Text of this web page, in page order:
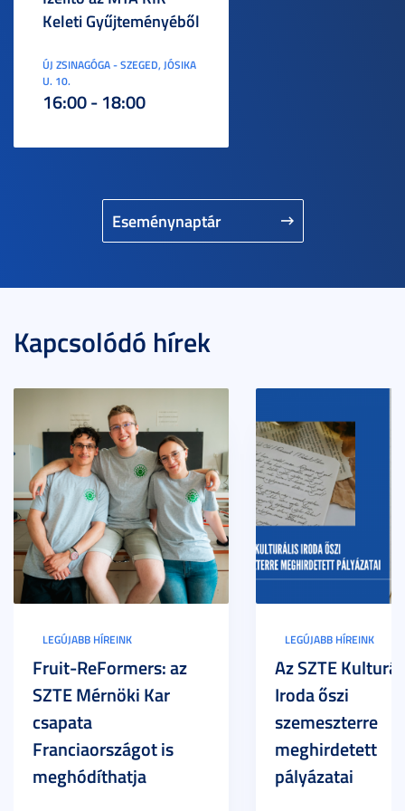
Eseménynaptár
Keleti Gyűjteményéből
ÚJ ZSINAGÓGA - SZEGED, JÓSIKA
U. 10.
16:00 - 18:00
Kapcsolódó hírek
LEGÚJABB HÍREINK
Fruit-ReFormers: az
SZTE Mérnöki Kar
csapata
Franciaországot is
meghódíthatja
LEGÚJABB HÍREINK
Az SZTE
Iroda őszi
szemeszterre
meghirdetett
pályázatai